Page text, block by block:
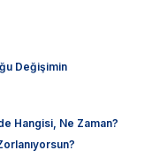
Değişimin
Hangisi, Ne Zaman?